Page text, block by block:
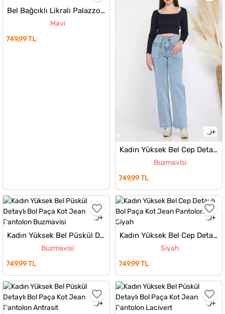
Bel Bağcıklı Likralı Palazzo Jean Kot Pantolon
Mavi
749,99 TL
Kadın Yüksek Bel Cep Detaylı Bol Paça Kot Jean Pantolon
Buzmavisi
749,99 TL
Kadın Yüksek Bel Püskül Detaylı Bol Paça Kot Jean Pantolon
Buzmavisi
749,99 TL
Kadın Yüksek Bel Cep Detaylı Bol Paça Kot Jean Pantolon
Siyah
749,99 TL